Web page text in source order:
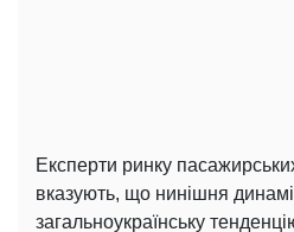
Експерти ринку
вказують, що нинішня
загальноукраїнську